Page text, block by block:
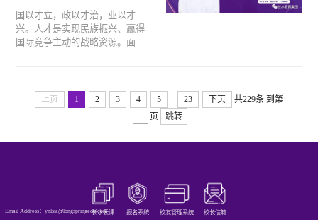
国以才立，政以才治，业以才
兴。人才是实现民族振兴、赢得
国际竞争主动的战略资源。面对
首要地位，加大力度推动人才引
进工程，锻造科教兴国的一流人
才方阵，助力中西部地区教育优
上页 1 2 3 4 5 ... 23 下页 共229条 到第
页
跳转
Email Address：ynlsia@longspringedu.com
长水云课 报名系统 校友管理系统 校长信箱